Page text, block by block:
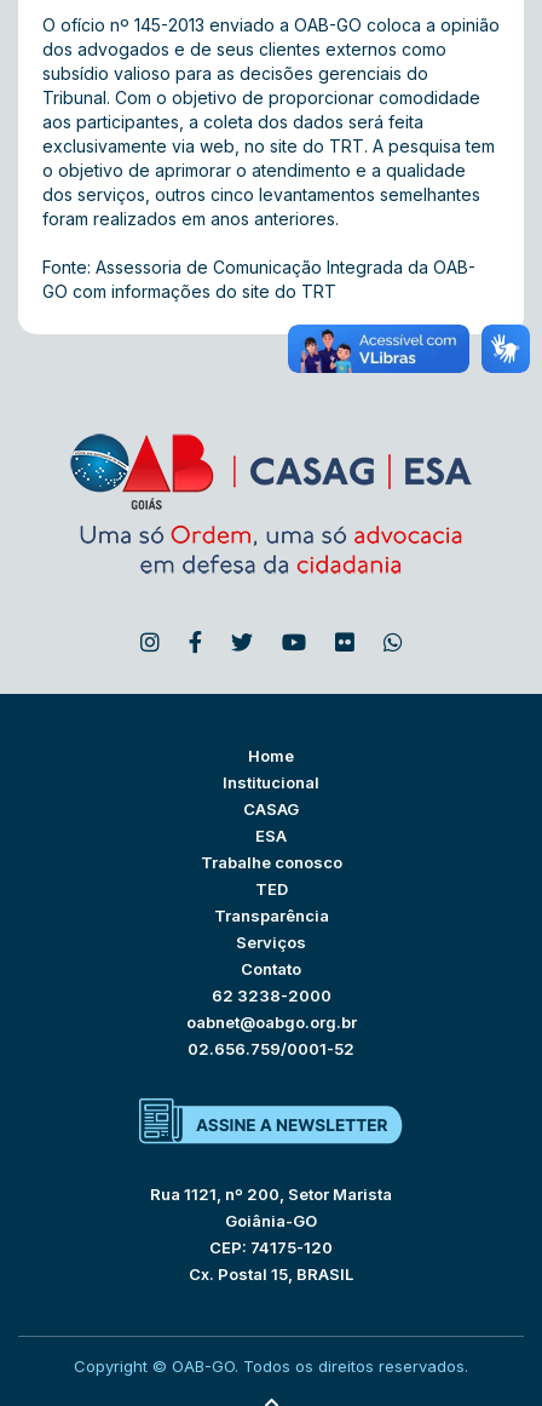
O ofício nº 145-2013 enviado a OAB-GO coloca a opinião
dos advogados e de seus clientes externos como
subsídio valioso para as decisões gerenciais do
Tribunal. Com o objetivo de proporcionar comodidade
aos participantes, a coleta dos dados será feita
exclusivamente via web, no site do TRT. A pesquisa tem
o objetivo de aprimorar o atendimento e a qualidade
dos serviços, outros cinco levantamentos semelhantes
foram realizados em anos anteriores.
Fonte: Assessoria de Comunicação Integrada da OAB-
GO com informações do site do TRT
Home
Institucional
CASAG
ESA
Trabalhe conosco
TED
Transparência
Serviços
Contato
62 3238-2000
oabnet@oabgo.org.br
02.656.759/0001-52
Rua 1121, nº 200, Setor Marista
Goiânia-GO
CEP: 74175-120
Cx. Postal 15, BRASIL
Copyright © OAB-GO. Todos os direitos reservados.